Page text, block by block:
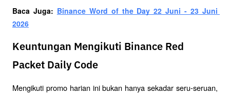
Baca Juga: Binance Word of the Day 22 Juni - 23 Juni
2026
Keuntungan Mengikuti Binance Red
Packet Daily Code
Mengikuti promo harian ini bukan hanya sekadar seru-seruan,